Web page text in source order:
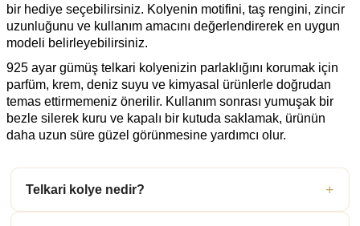
bir hediye seçebilirsiniz. Kolyenin motifini, taş rengini, zincir
uzunluğunu ve kullanım amacını değerlendirerek en uygun
modeli belirleyebilirsiniz.
925 ayar gümüş telkari kolyenizin parlaklığını korumak için
parfüm, krem, deniz suyu ve kimyasal ürünlerle doğrudan
temas ettirmemeniz önerilir. Kullanım sonrası yumuşak bir
bezle silerek kuru ve kapalı bir kutuda saklamak, ürünün
daha uzun süre güzel görünmesine yardımcı olur.
Telkari kolye nedir?